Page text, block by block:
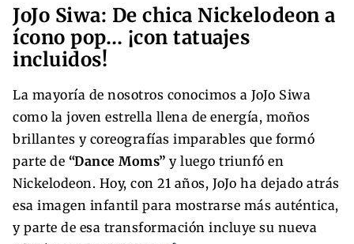
JoJo Siwa: De chica Nickelodeon a
ícono pop… ¡con tatuajes
incluidos!
La mayoría de nosotros conocimos a JoJo Siwa
como la joven estrella llena de energía, moños
brillantes y coreografías imparables que formó
parte de “Dance Moms” y luego triunfó en
Nickelodeon. Hoy, con 21 años, JoJo ha dejado atrás
esa imagen infantil para mostrarse más auténtica,
y parte de esa transformación incluye su nueva